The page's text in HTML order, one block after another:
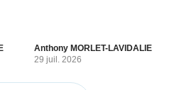
Anthony MORLET-LAVIDALIE
29 juil. 2026